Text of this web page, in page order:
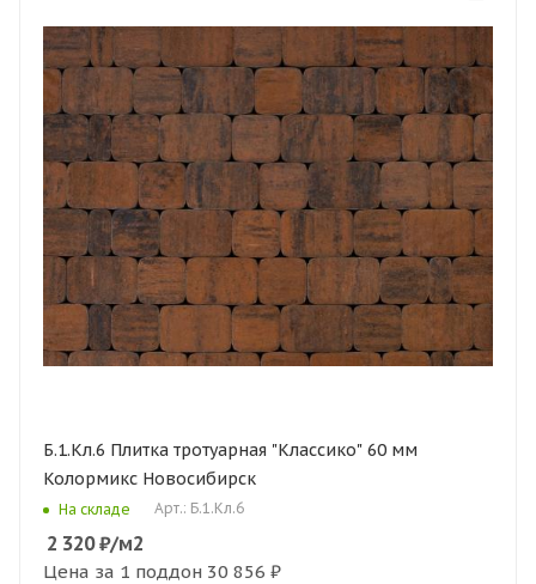
Б.1.Кл.6 Плитка тротуарная "Классико" 60 мм
Колормикс Новосибирск
На складе Арт.: Б.1.Кл.6
2 320₽/м2
Цена за 1 поддон 30 856 ₽